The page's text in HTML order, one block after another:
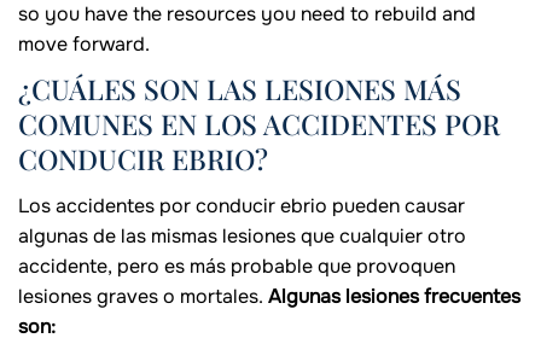
so you have the resources you need to rebuild and
move forward.
¿CUÁLES SON LAS LESIONES MÁS
COMUNES EN LOS ACCIDENTES POR
CONDUCIR EBRIO?
Los accidentes por conducir ebrio pueden causar
algunas de las mismas lesiones que cualquier otro
accidente, pero es más probable que provoquen
lesiones graves o mortales. Algunas lesiones frecuentes
son: